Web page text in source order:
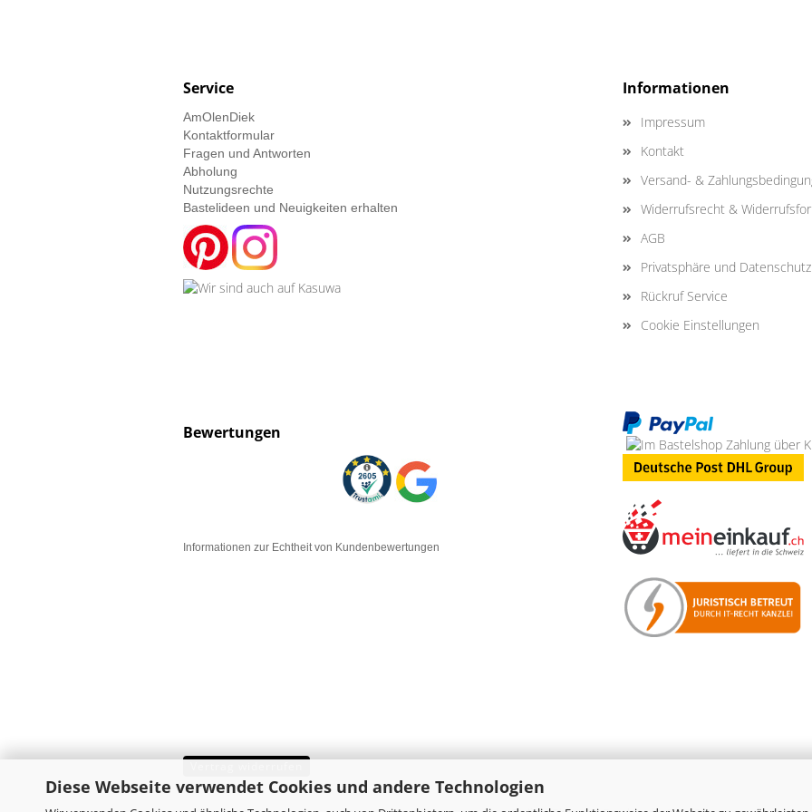
Diese Webseite verwendet Cookies und andere Technologien
Service
AmOlenDiek
Kontaktformular
Fragen und Antworten
Abholung
Nutzungsrechte
Bastelideen und Neuigkeiten erhalten
Informationen
Impressum
Kontakt
Versand- &
Widerrufsrecht &
AGB
Privatsphäre und Datenschutz
Rückruf Service
Cookie Einstellungen
Bewertungen
Informationen zur Echtheit von Kundenbewertungen